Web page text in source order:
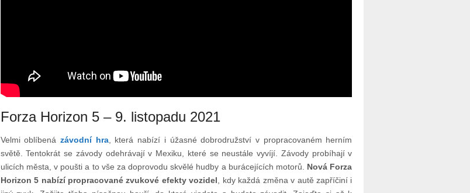
Forza Horizon 5 – 9. listopadu 2021
Velmi oblíbenázávodní hra, která nabízí i úžasné dobrodružství v propracovaném herním
světě. Tentokrát se závody odehrávají v Mexiku, které se neustále vyvíjí. Závody probíhají v
ulicích města, v poušti a to vše za doprovodu skvělé hudby a burácejících motorů. Nová Forza
Horizon 5 nabízí propracované zvukové efekty vozidel, kdy každá změna v autě zapříčiní i